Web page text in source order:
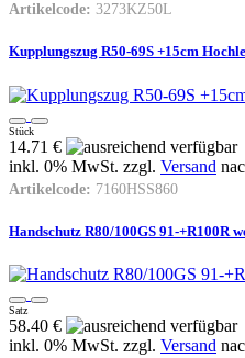
Artikelcode: 3273KZ50L
Kupplungszug R50-69S +15cm
Stück
14.71 €
inkl. 0% MwSt. zzgl. Versand
Artikelcode: 7160HSS860
Handschutz R80/100GS 91-+R100R
Satz
58.40 €
inkl. 0% MwSt. zzgl. Versand